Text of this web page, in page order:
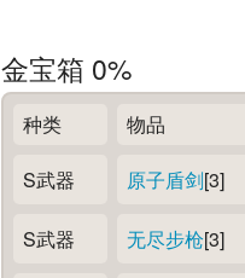
金宝箱 0%
种类 物品
S武器
原子盾剑[3]
S武器 无尽步枪[3]